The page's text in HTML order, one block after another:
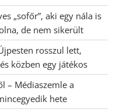
„sofőr”, aki egy nála is
de nem sikerült
rosszul lett,
közben egy játékos
– Médiaszemle a
hete